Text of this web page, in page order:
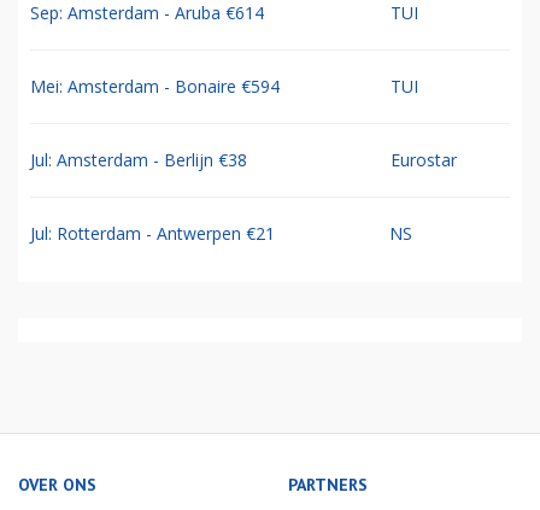
Sep: Amsterdam - Aruba €614 TUI
Mei: Amsterdam - Bonaire €594 TUI
Jul: Amsterdam - Berlijn €38 Eurostar
Jul: Rotterdam - Antwerpen €21 NS
OVER ONS PARTNERS